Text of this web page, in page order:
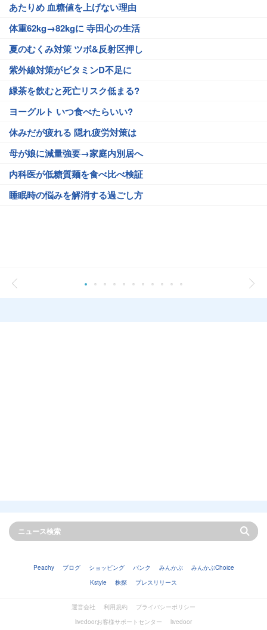
あたりめ 血糖値を上げない理由
体重62kg→82kgに 寺田心の生活
夏のむくみ対策 ツボ&反射区押し
紫外線対策がビタミンD不足に
緑茶を飲むと死亡リスク低まる?
ヨーグルト いつ食べたらいい?
休みだが疲れる 隠れ疲労対策は
母が娘に減量強要→家庭内別居へ
内科医が低糖質麺を食べ比べ検証
睡眠時の悩みを解消する過ごし方
Peachy ブログ ショッピング バンク みんかぶ
みんかぶChoice
Kstyle
株探 プレスリリース
運営会社 利用規約
プライバシーポリシー
livedoorお客様サポートセンター
livedoor